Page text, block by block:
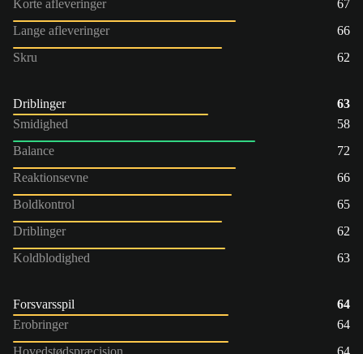
Korte afleveringer
67
Lange afleveringer
66
Skru
62
Driblinger
63
Smidighed
58
Balance
72
Reaktionsevne
66
Boldkontrol
65
Driblinger
62
Koldblodighed
63
Forsvarsspil
64
Erobringer
64
Hovedstødspræcision
64